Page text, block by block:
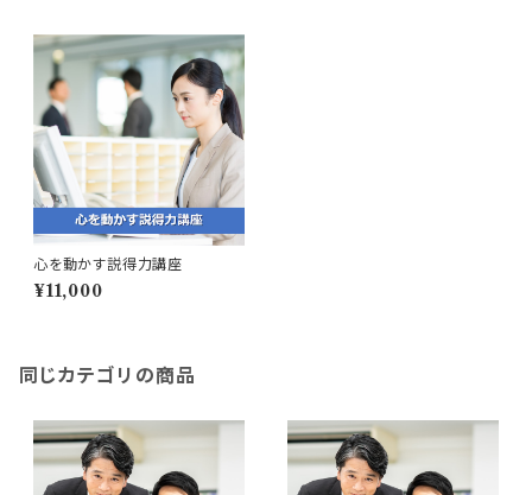
心を動かす説得力講座
¥11,000
同じカテゴリの商品